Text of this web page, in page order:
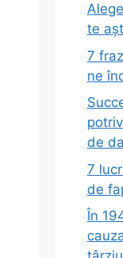
te
7
ne
de
7
de
În